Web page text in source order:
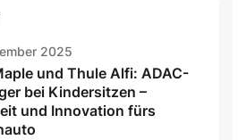
2025
und Thule Alfi: ADAC-
bei Kindersitzen –
und Innovation fürs